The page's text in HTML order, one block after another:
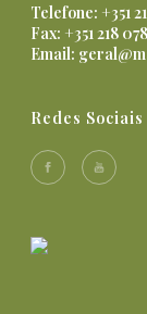
Telefone: +351
Fax: +351 218
Email:
Redes Sociais